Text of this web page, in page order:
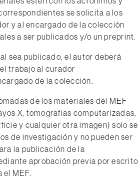
se solicita a los
y al encargado de la colección
a ser publicados y/o un preprint.
sea publicado, el autor deberá
trabajo al curador
de la colección.
de los materiales del MEF
X, tomografías computarizadas,
y cualquier otra imagen) solo se
de investigación y no pueden ser
la publicación de la
aprobación previa por escrito
el MEF.